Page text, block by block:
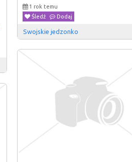
1 rok temu
Śledź
Dodaj
Swojskie jedzonko